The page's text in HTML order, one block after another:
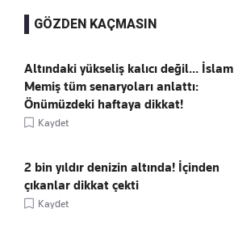
GÖZDEN KAÇMASIN
Altındaki yükseliş kalıcı değil... İslam
Memiş tüm senaryoları anlattı:
Önümüzdeki haftaya dikkat!
Kaydet
2 bin yıldır denizin altında! İçinden
çıkanlar dikkat çekti
Kaydet